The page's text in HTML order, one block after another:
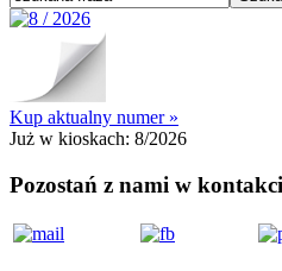
Kup aktualny numer »
Już w kioskach: 8/2026
Pozostań z nami w